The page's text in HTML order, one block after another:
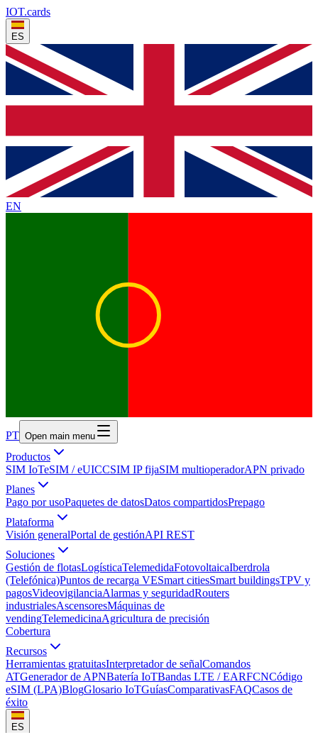
IOT.cards
ES
EN
PT Open main menu
Productos
SIM IoTeSIM / eUICCSIM IP fijaSIM multioperadorAPN privado
Planes
Pago por usoPaquetes de datosDatos compartidosPrepago
Plataforma
Visión generalPortal de gestiónAPI REST
Soluciones
Gestión de flotasLogísticaTelemedidaFotovoltaicaIberdrola
(Telefónica)Puntos de recarga VESmart citiesSmart buildingsTPV y
pagosVideovigilanciaAlarmas y seguridadRouters
industrialesAscensoresMáquinas de
vendingTelemedicinaAgricultura de precisión
Cobertura
Recursos
Herramientas gratuitasInterpretador de señalComandos
ATGenerador de APNBatería IoTBandas LTE / EARFCNCódigo
eSIM (LPA)BlogGlosario IoTGuíasComparativasFAQCasos de
éxito
ES